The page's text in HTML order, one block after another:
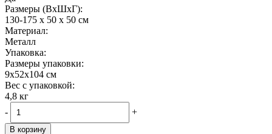
Размеры (ВxШxГ):
130-175 x 50 x 50 см
Материал:
Металл
Упаковка:
Размеры упаковки:
9x52x104 см
Вес с упаковкой:
4,8 кг
-
+
В корзину